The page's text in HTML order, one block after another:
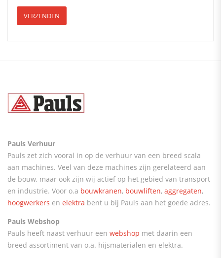
Pauls Verhuur
Pauls zet zich vooral in op de verhuur van een breed scala
aan machines. Veel van deze machines zijn gerelateerd aan
de bouw, maar ook zijn wij actief op het gebied van transport
en industrie. Voor o.a bouwkranen, bouwliften, aggregaten,
hoogwerkers en elektra bent u bij Pauls aan het goede adres.
Pauls Webshop
Pauls heeft naast verhuur een webshop met daarin een
breed assortiment van o.a. hijsmaterialen en elektra.